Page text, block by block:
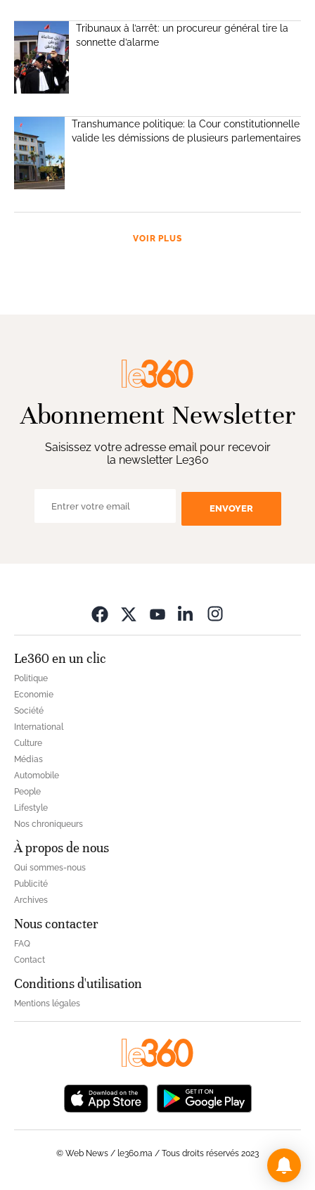
Tribunaux à l’arrêt: un procureur général tire la
sonnette d’alarme
Transhumance politique: la Cour constitutionnelle
valide les démissions de plusieurs parlementaires
VOIR PLUS
Abonnement Newsletter
Saisissez votre adresse email pour recevoir
la newsletter Le360
ENVOYER
Le360 en un clic
Politique
Economie
Société
International
Culture
Médias
Automobile
People
Lifestyle
Nos chroniqueurs
À propos de nous
Qui sommes-nous
Publicité
Archives
Nous contacter
FAQ
Contact
Conditions d'utilisation
Mentions légales
© Web News / le360.ma / Tous droits réservés 2023